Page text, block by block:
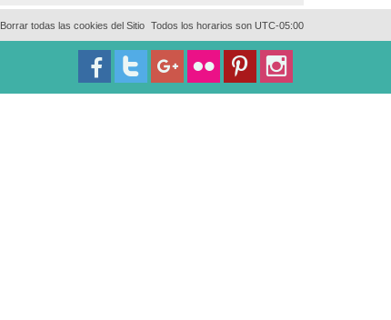
Todos los horarios son UTC-05:00
Borrar todas las cookies del Sitio